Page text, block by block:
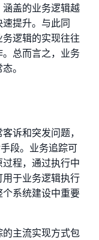
盖的业务逻辑越
提升。与此同
逻辑的实现往往
总而言之，业务
。
诉和突发问题，
段。业务追踪可
程，通过执行中
于业务逻辑执行
系统建设中重要
主流实现方式包